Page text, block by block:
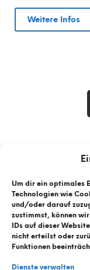
Um dir ein optimales
Technologien wie
und/oder darauf
zustimmst, können
IDs auf dieser
nicht erteilst oder
Funktionen
Dienste verwalten
Weitere Infos